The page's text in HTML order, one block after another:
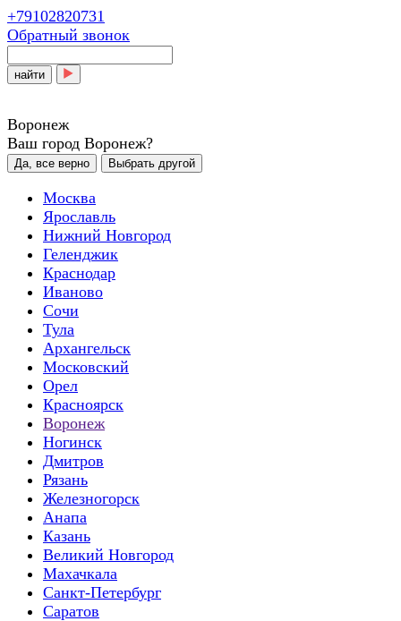
+79102820731
Обратный звонок
найти
Воронеж
Ваш город Воронеж?
Да, все верно Выбрать другой
Москва
Ярославль
Нижний Новгород
Геленджик
Краснодар
Иваново
Сочи
Тула
Архангельск
Московский
Орел
Красноярск
Воронеж
Ногинск
Дмитров
Рязань
Железногорск
Анапа
Казань
Великий Новгород
Махачкала
Санкт-Петербург
Саратов